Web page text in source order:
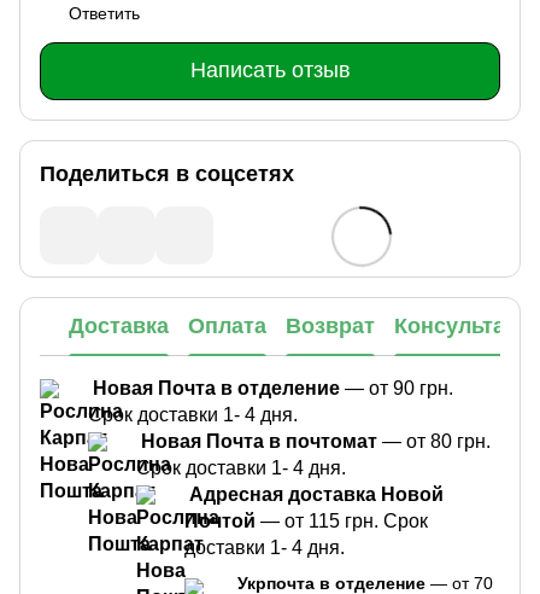
Ответить
Написать отзыв
Поделиться в соцсетях
Доставка Оплата Возврат
Новая Почта в отделение — от 90 грн.
Срок доставки 1- 4 дня.
Новая Почта в почтомат — от 80 грн.
Срок доставки 1- 4 дня.
Адресная доставка Новой
Почтой — от 115 грн. Срок
доставки 1- 4 дня.
Укрпочта в отделение — от 70